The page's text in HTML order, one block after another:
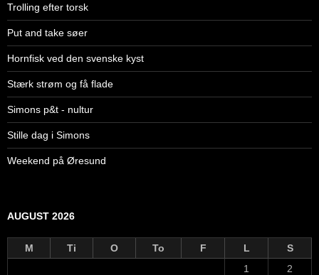
Trolling efter torsk
Put and take søer
Hornfisk ved den svenske kyst
Stærk strøm og få flade
Simons p&t - nultur
Stille dag i Simons
Weekend på Øresund
AUGUST 2026
M Ti O To F L
S
1
2